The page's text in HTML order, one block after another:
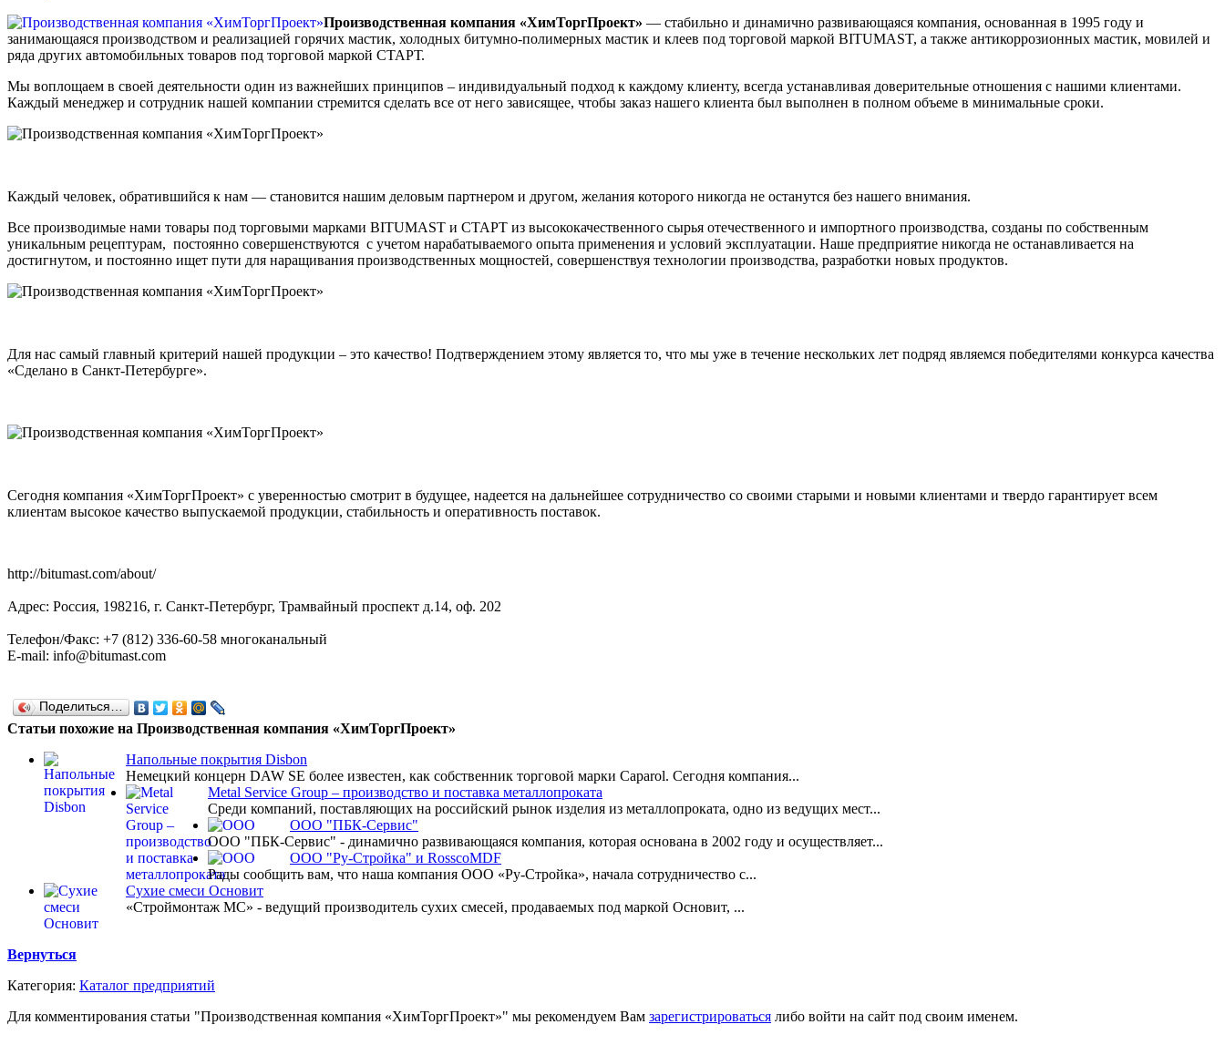
Производственная компания «ХимТоргПроект» — стабильно и динамично развивающаяся компания, основанная в 1995 году и
занимающаяся производством и реализацией горячих мастик, холодных битумно-полимерных мастик и клеев под торговой маркой BITUMAST, а также антикоррозионных мастик, мовилей и
ряда других автомобильных товаров под торговой маркой СТАРТ.
Мы воплощаем в своей деятельности один из важнейших принципов – индивидуальный подход к каждому клиенту, всегда устанавливая доверительные отношения с нашими клиентами.
Каждый менеджер и сотрудник нашей компании стремится сделать все от него зависящее, чтобы заказ нашего клиента был выполнен в полном объеме в минимальные сроки.
Каждый человек, обратившийся к нам — становится нашим деловым партнером и другом, желания которого никогда не останутся без нашего внимания.
Все производимые нами товары под торговыми марками BITUMAST и СТАРТ из высококачественного сырья отечественного и импортного производства, созданы по собственным
уникальным рецептурам, постоянно совершенствуются с учетом нарабатываемого опыта применения и условий эксплуатации. Наше предприятие никогда не останавливается на
достигнутом, и постоянно ищет пути для наращивания производственных мощностей, совершенствуя технологии производства, разработки новых продуктов.
Для нас самый главный критерий нашей продукции – это качество! Подтверждением этому является то, что мы уже в течение нескольких лет подряд являемся победителями конкурса качества
«Сделано в Санкт-Петербурге».
Сегодня компания «ХимТоргПроект» с уверенностью смотрит в будущее, надеется на дальнейшее сотрудничество со своими старыми и новыми клиентами и твердо гарантирует всем
клиентам высокое качество выпускаемой продукции, стабильность и оперативность поставок.
http://bitumast.com/about/
Адрес: Россия, 198216, г. Санкт-Петербург, Трамвайный проспект д.14, оф. 202
Телефон/Факс: +7 (812) 336-60-58 многоканальный
E-mail: info@bitumast.com
Поделиться…
Статьи похожие на Производственная компания «ХимТоргПроект»
Напольные покрытия Disbon
Немецкий концерн DAW SE более известен, как собственник торговой марки Caparol. Сегодня компания...
Metal Service Group – производство и поставка металлопроката
Среди компаний, поставляющих на российский рынок изделия из металлопроката, одно из ведущих мест...
ООО "ПБК-Сервис"
ООО "ПБК-Сервис" - динамично развивающаяся компания, которая основана в 2002 году и осуществляет...
ООО "Ру-Стройка" и RosscoMDF
Рады сообщить вам, что наша компания ООО «Ру-Стройка», начала сотрудничество с...
Cухие смеси Основит
«Строймонтаж МС» - ведущий производитель сухих смесей, продаваемых под маркой Основит, ...
Вернуться
Категория: Каталог предприятий
Для комментирования статьи "Производственная компания «ХимТоргПроект»" мы рекомендуем Вам зарегистрироваться либо войти на сайт под своим именем.